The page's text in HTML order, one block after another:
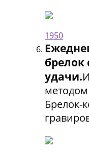
1950
удачи.
Брелок-